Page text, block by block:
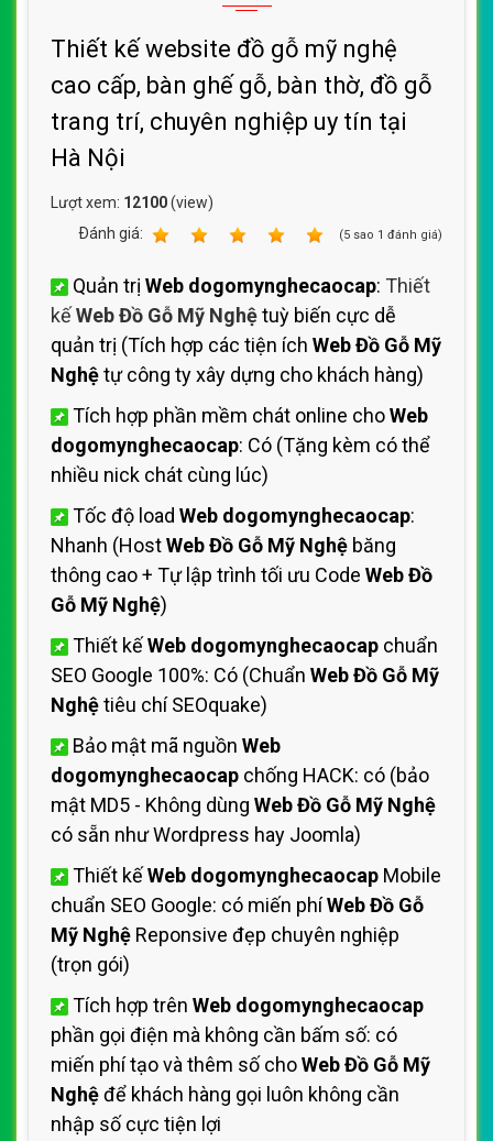
Thiết kế website đồ gỗ mỹ nghệ
cao cấp, bàn ghế gỗ, bàn thờ, đồ gỗ
trang trí, chuyên nghiệp uy tín tại
Hà Nội
Lượt xem: 12100(view)
Ðánh giá:
(5 sao 1 đánh giá)
Quản trị Web dogomynghecaocap: Thiết
kếWeb Đồ Gỗ Mỹ Nghệtuỳ biến cực dễ
quản trị (Tích hợp các tiện ích Web Đồ Gỗ Mỹ
Nghệtự công ty xây dựng cho khách hàng)
Tích hợp phần mềm chát online choWeb
dogomynghecaocap: Có (Tặng kèm có thể
nhiều nick chát cùng lúc)
Tốc độ load Web dogomynghecaocap:
Nhanh (HostWeb Đồ Gỗ Mỹ Nghệ băng
thông cao + Tự lập trình tối ưu Code Web Đồ
Gỗ Mỹ Nghệ)
Thiết kếWeb dogomynghecaocap chuẩn
SEO Google 100%: Có (Chuẩn Web Đồ Gỗ Mỹ
Nghệtiêu chí SEOquake)
Bảo mật mã nguồn Web
dogomynghecaocap chống HACK: có (bảo
mật MD5 - Không dùng Web Đồ Gỗ Mỹ Nghệ
có sẵn như Wordpress hay Joomla)
Thiết kếWeb dogomynghecaocap Mobile
chuẩn SEO Google: có miến phíWeb Đồ Gỗ
Mỹ Nghệ Reponsive đẹp chuyên nghiệp
(trọn gói)
Tích hợp trên Web dogomynghecaocap
phần gọi điện mà không cần bấm số: có
miến phí tạo và thêm số choWeb Đồ Gỗ Mỹ
Nghệđể khách hàng gọi luôn không cần
nhập số cực tiện lợi